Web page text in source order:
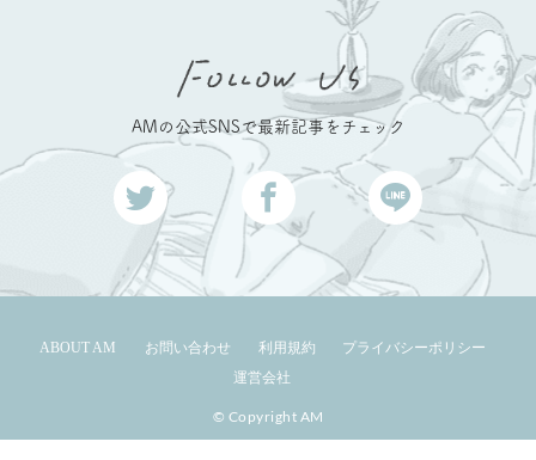
AMの公式SNSで最新記事をチェック
ABOUT AM お問い合わせ 利用規約
プライバシーポリシー
運営会社
© Copyright AM